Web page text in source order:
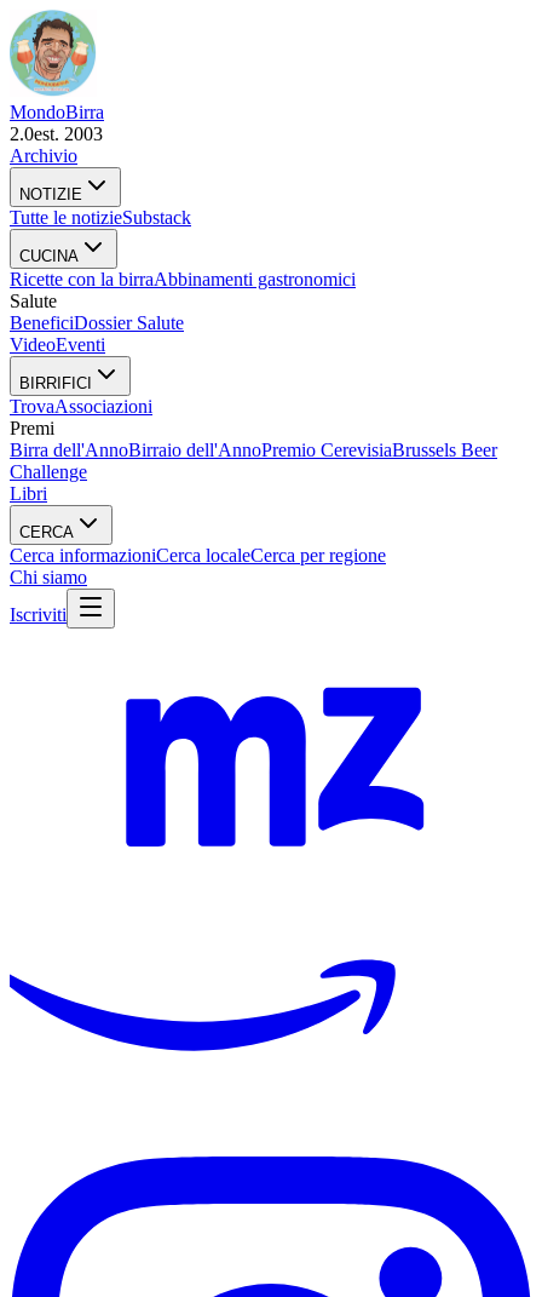
MondoBirra
2.0est. 2003
Archivio
NOTIZIE
Tutte le notizieSubstack
CUCINA
Ricette con la birraAbbinamenti gastronomici
Salute
BeneficiDossier Salute
VideoEventi
BIRRIFICI
TrovaAssociazioni
Premi
Birra dell'AnnoBirraio dell'AnnoPremio CerevisiaBrussels Beer
Challenge
Libri
CERCA
Cerca informazioniCerca localeCerca per regione
Chi siamo
Iscriviti